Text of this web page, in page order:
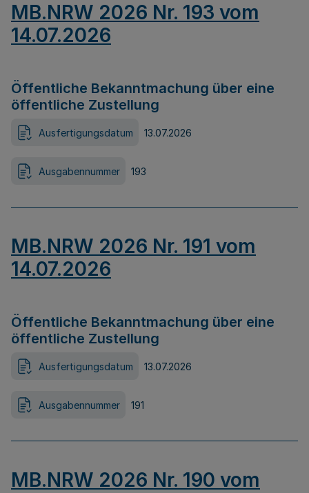
MB.NRW 2026 Nr. 193 vom
14.07.2026
Öffentliche Bekanntmachung über eine
öffentliche Zustellung
Ausfertigungsdatum 13.07.2026
Ausgabennummer 193
MB.NRW 2026 Nr. 191 vom
14.07.2026
Öffentliche Bekanntmachung über eine
öffentliche Zustellung
Ausfertigungsdatum 13.07.2026
Ausgabennummer 191
MB.NRW 2026 Nr. 190 vom